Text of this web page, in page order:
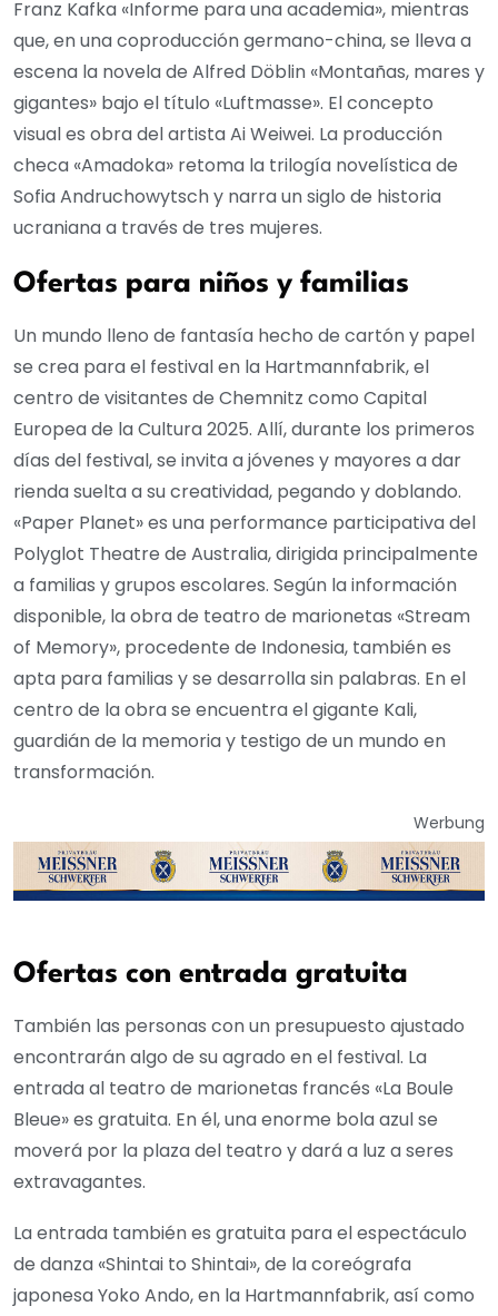
Franz Kafka «Informe para una academia», mientras
que, en una coproducción germano-china, se lleva a
escena la novela de Alfred Döblin «Montañas, mares y
gigantes» bajo el título «Luftmasse». El concepto
visual es obra del artista Ai Weiwei. La producción
checa «Amadoka» retoma la trilogía novelística de
Sofia Andruchowytsch y narra un siglo de historia
ucraniana a través de tres mujeres.
Ofertas para niños y familias
Un mundo lleno de fantasía hecho de cartón y papel
se crea para el festival en la Hartmannfabrik, el
centro de visitantes de Chemnitz como Capital
Europea de la Cultura 2025. Allí, durante los primeros
días del festival, se invita a jóvenes y mayores a dar
rienda suelta a su creatividad, pegando y doblando.
«Paper Planet» es una performance participativa del
Polyglot Theatre de Australia, dirigida principalmente
a familias y grupos escolares. Según la información
disponible, la obra de teatro de marionetas «Stream
of Memory», procedente de Indonesia, también es
apta para familias y se desarrolla sin palabras. En el
centro de la obra se encuentra el gigante Kali,
guardián de la memoria y testigo de un mundo en
transformación.
Werbung
Ofertas con entrada gratuita
También las personas con un presupuesto ajustado
encontrarán algo de su agrado en el festival. La
entrada al teatro de marionetas francés «La Boule
Bleue» es gratuita. En él, una enorme bola azul se
moverá por la plaza del teatro y dará a luz a seres
extravagantes.
La entrada también es gratuita para el espectáculo
de danza «Shintai to Shintai», de la coreógrafa
japonesa Yoko Ando, en la Hartmannfabrik, así como